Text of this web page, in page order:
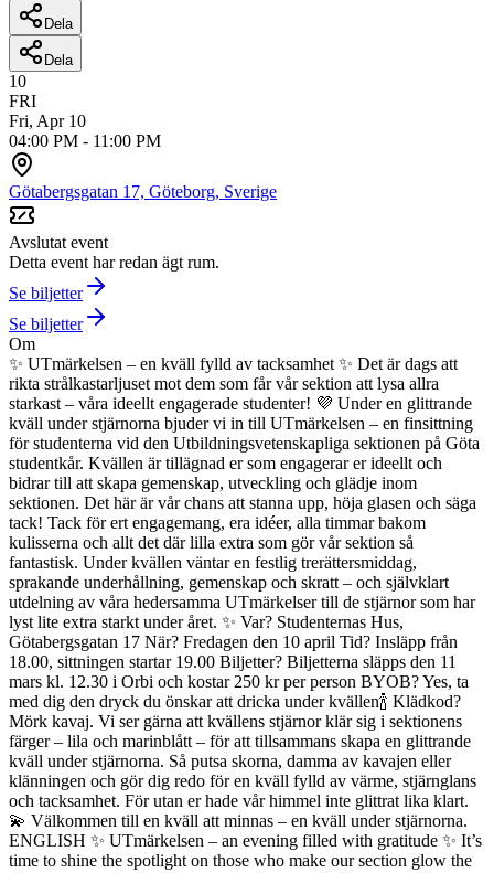
Dela
Dela
10
FRI
Fri, Apr 10
04:00 PM - 11:00 PM
Götabergsgatan 17, Göteborg, Sverige
Avslutat event
Detta event har redan ägt rum.
Se biljetter
Se biljetter
Om
✨ UTmärkelsen – en kväll fylld av tacksamhet ✨ Det är dags att
rikta strålkastarljuset mot dem som får vår sektion att lysa allra
starkast – våra ideellt engagerade studenter! 💜 Under en glittrande
kväll under stjärnorna bjuder vi in till UTmärkelsen – en finsittning
för studenterna vid den Utbildningsvetenskapliga sektionen på Göta
studentkår. Kvällen är tillägnad er som engagerar er ideellt och
bidrar till att skapa gemenskap, utveckling och glädje inom
sektionen. Det här är vår chans att stanna upp, höja glasen och säga
tack! Tack för ert engagemang, era idéer, alla timmar bakom
kulisserna och allt det där lilla extra som gör vår sektion så
fantastisk. Under kvällen väntar en festlig trerättersmiddag,
sprakande underhållning, gemenskap och skratt – och självklart
utdelning av våra hedersamma UTmärkelser till de stjärnor som har
lyst lite extra starkt under året. ✨ Var? Studenternas Hus,
Götabergsgatan 17 När? Fredagen den 10 april Tid? Insläpp från
18.00, sittningen startar 19.00 Biljetter? Biljetterna släpps den 11
mars kl. 12.30 i Orbi och kostar 250 kr per person BYOB? Yes, ta
med dig den dryck du önskar att dricka under kvällen🍾 Klädkod?
Mörk kavaj. Vi ser gärna att kvällens stjärnor klär sig i sektionens
färger – lila och marinblått – för att tillsammans skapa en glittrande
kväll under stjärnorna. Så putsa skorna, damma av kavajen eller
klänningen och gör dig redo för en kväll fylld av värme, stjärnglans
och tacksamhet. För utan er hade vår himmel inte glittrat lika klart.
💫 Välkommen till en kväll att minnas – en kväll under stjärnorna.
ENGLISH ✨ UTmärkelsen – an evening filled with gratitude ✨ It’s
time to shine the spotlight on those who make our section glow the